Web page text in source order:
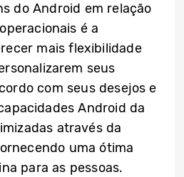
do Android em relação
é a
mais flexibilidade
seus
com seus desejos e
Android da
através da
uma ótima
para as pessoas.